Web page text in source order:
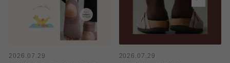
2026.07.29
2026.07.29